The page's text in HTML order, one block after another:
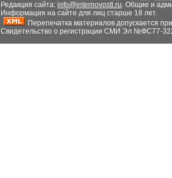
Редакция сайта: info@internovosti.ru. Общие и
Информация на сайте для лиц старше 18 лет.
Перепечатка материалов допускается
Свидетельство о регистрации СМИ Эл №ФС77-